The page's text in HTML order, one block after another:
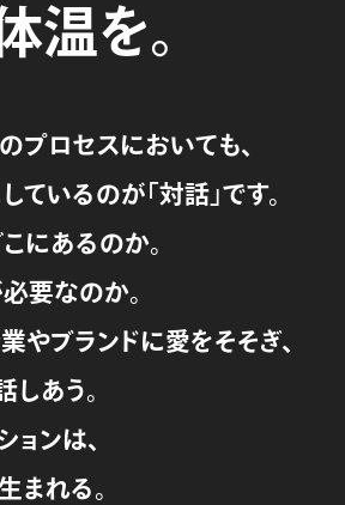
温を。
プロセスにおいても、
ているのが「対話」です。
にあるのか。
要なのか。
やブランドに愛をそそぎ、
しあう。
ョンは、
まれる。